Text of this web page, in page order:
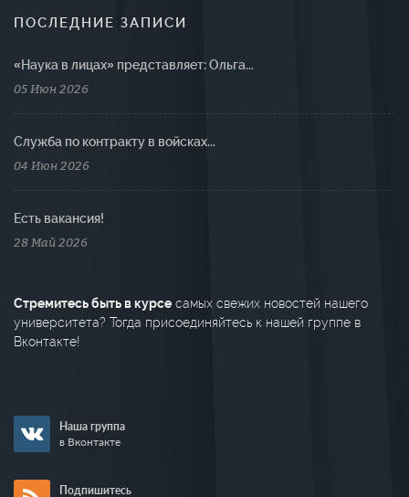
ПОСЛЕДНИЕ ЗАПИСИ
«Наука в лицах» представляет: Ольга...
05 Июн 2026
Cлужба по контракту в войсках...
04 Июн 2026
Есть вакансия!
28 Май 2026
Стремитесь быть в курсе самых свежих новостей нашего
университета? Тогда присоединяйтесь к нашей группе в
Вконтакте!
Наша группа
в Вконтакте
Подпишитесь